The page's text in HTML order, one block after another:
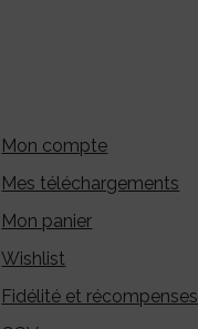
Mon compte
Mes téléchargements
Mon panier
Wishlist
Fidélité et récompenses